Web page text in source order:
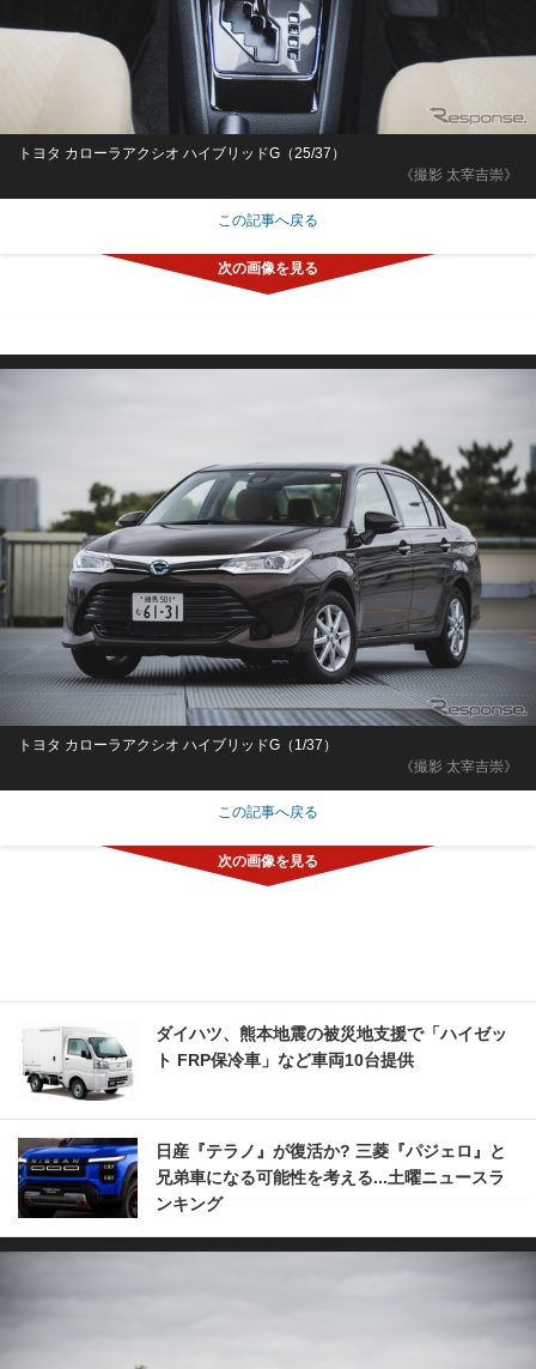
《撮影 太宰吉崇》
トヨタ カローラアクシオ ハイブリッドG（25/37）
この記事へ戻る
《撮影 太宰吉崇》
トヨタ カローラアクシオ ハイブリッドG（1/37）
この記事へ戻る
ダイハツ、熊本地震の被災地支援で「ハイゼッ
ト FRP保冷車」など車両10台提供
日産『テラノ』が復活か? 三菱『パジェロ』と
兄弟車になる可能性を考える...土曜ニュースラ
ンキング